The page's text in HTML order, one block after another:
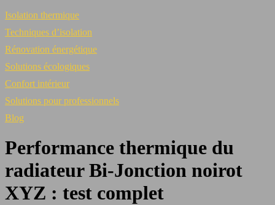
Isolation thermique
Techniques d’isolation
Rénovation énergétique
Solutions écologiques
Confort intérieur
Solutions pour professionnels
Blog
Performance thermique du
radiateur Bi-Jonction noirot
XYZ : test complet